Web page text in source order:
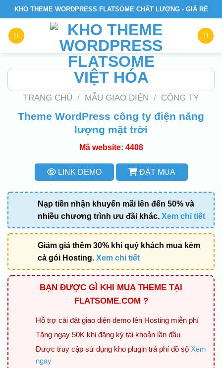
Skip
to
content
KHO THEME WORDPRESS FLATSOME CHẤT LƯỢNG - GIÁ RẺ
TRANG CHỦ / MẪU GIAO DIỆN / CÔNG TY
Theme WordPress công ty điện năng
lượng mặt trời
Mã website: 4408
LINK DEMO ĐẶT MUA
Nạp tiền nhận khuyến mãi lên đến 50% và
nhiều chương trình ưu đãi khác. Xem chi tiết
Giảm giá thêm 30% khi quý khách mua kèm
cả gói Hosting. Xem chi tiết
BẠN ĐƯỢC GÌ KHI MUA THEME TẠI
FLATSOME.COM ?
Hỗ trợ cài đặt giao diện demo lên Hosting miễn phí
Tặng ngay 50K khi đăng ký tài khoản lần đầu
Được truy cập sử dụng kho plugin trả phí đồ sộ Xem
ngay